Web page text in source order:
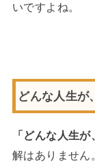
いですよね。
どんな人生が
「どんな人生
解はありません